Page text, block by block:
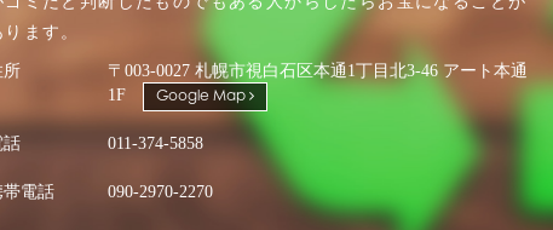
ります。
所
〒003-0027 札幌市視白石区本通1丁目北3-46 アート本通
1F
Google Map
話 011-374-5858
帯電話 090-2970-2270